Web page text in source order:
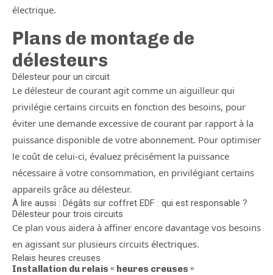
électrique.
Plans de montage de
délesteurs
Délesteur pour un circuit
Le délesteur de courant agit comme un aiguilleur qui
privilégie certains circuits en fonction des besoins, pour
éviter une demande excessive de courant par rapport à la
puissance disponible de votre abonnement. Pour optimiser
le coût de celui-ci, évaluez précisément la puissance
nécessaire à votre consommation, en privilégiant certains
appareils grâce au délesteur.
À lire aussi : Dégâts sur coffret EDF : qui est responsable ?
Délesteur pour trois circuits
Ce plan vous aidera à affiner encore davantage vos besoins
en agissant sur plusieurs circuits électriques.
Relais heures creuses
Installation du relais « heures creuses »